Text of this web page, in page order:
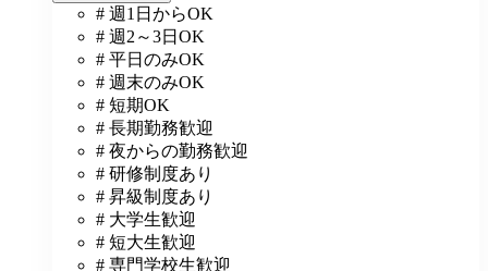
# 週1日からOK
# 週2～3日OK
# 平日のみOK
# 週末のみOK
# 短期OK
# 長期勤務歓迎
# 夜からの勤務歓迎
# 研修制度あり
# 昇級制度あり
# 大学生歓迎
# 短大生歓迎
# 専門学校生歓迎